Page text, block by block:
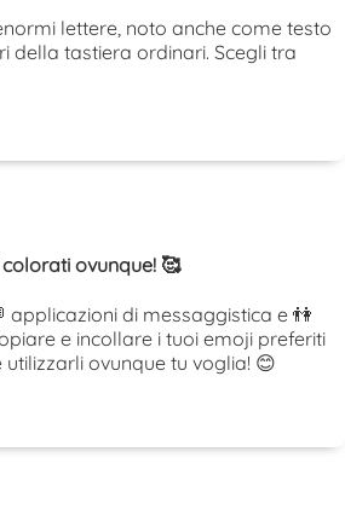
lettere, noto anche come testo
della tastiera ordinari. Scegli tra
ovunque! 🥰
applicazioni di messaggistica e 👫
e incollare i tuoi emoji preferiti
ovunque tu voglia! 😊